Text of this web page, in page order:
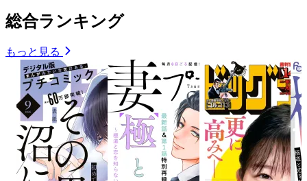
総合ランキング
もっと見る